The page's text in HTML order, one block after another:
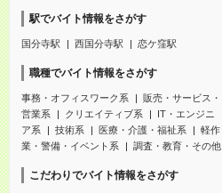
駅でバイト情報をさがす
国分寺駅 西国分寺駅 恋ケ窪駅
職種でバイト情報をさがす
事務・オフィスワーク系
販売・サービス・
営業系
クリエイティブ系
IT・エンジニ
ア系
技術系 医療・介護・福祉系
軽作
業・警備・イベント系
調査・教育・その他
こだわりでバイト情報をさがす